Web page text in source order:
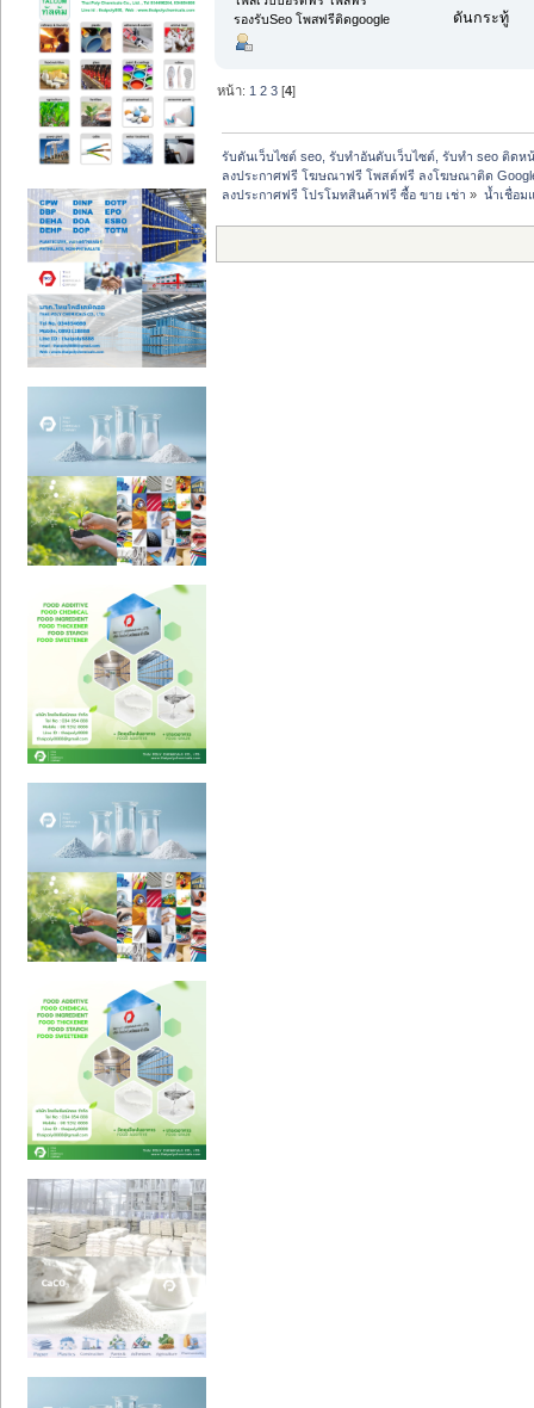
รองรับSeo โพสฟรีติดgoogle
ดันกระทู้
หน้า: 1 2 3 [4]
รับดันเว็บไซต์ seo, รับทำอันดับเว็บไซต์, รับทำ seo ติดห
ลงประกาศฟรี โฆษณาฟรี โพสต์ฟรี ลงโฆษณาติด
ลงประกาศฟรี โปรโมทสินค้าฟรี ซื้อ ขาย เช่า » น้ำเชื่อม